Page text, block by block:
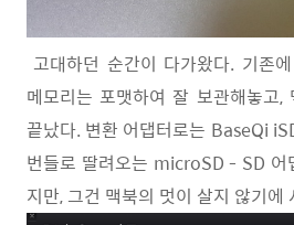
고대하던 순간이 다가왔다. 기존
메모리는 포맷하여 잘 보관해놓고,
끝났다. 변환 어댑터로는 BaseQi
번들로 딸려오는 microSD - SD 어
지만, 그건 맥북의 멋이 살지 않기에